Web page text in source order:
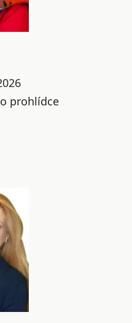
prohlídce